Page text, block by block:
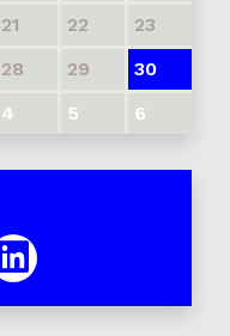
21 22
23
28 29
30
4 5 6